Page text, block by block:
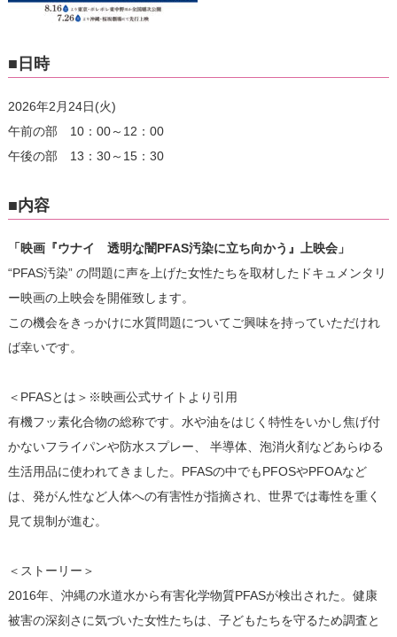
■日時
2026年2月24日(火)
午前の部 10：00～12：00
午後の部 13：30～15：30
■内容
「映画『ウナイ 透明な闇PFAS汚染に立ち向かう』上映会」
“PFAS汚染” の問題に声を上げた女性たちを取材したドキュメンタリ
ー映画の上映会を開催致します。
この機会をきっかけに水質問題についてご興味を持っていただけれ
ば幸いです。
＜PFASとは＞※映画公式サイトより引用
有機フッ素化合物の総称です。水や油をはじく特性をいかし焦げ付
かないフライパンや防水スプレー、 半導体、泡消火剤などあらゆる
生活用品に使われてきました。PFASの中でもPFOSやPFOAなど
は、発がん性など人体への有害性が指摘され、世界では毒性を重く
見て規制が進む。
＜ストーリー＞
2016年、沖縄の水道水から有害化学物質PFASが検出された。健康
被害の深刻さに気づいた女性たちは、子どもたちを守るため調査と